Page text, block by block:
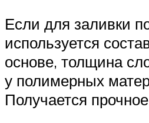
Если для заливки
используется
основе, толщина
у полимерных
Получается